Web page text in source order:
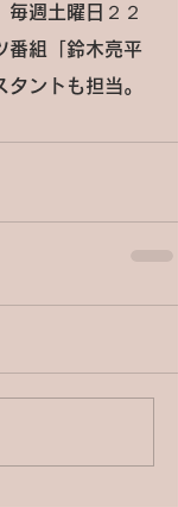
毎週土曜日２２
番組「鈴木亮平
ントも担当。